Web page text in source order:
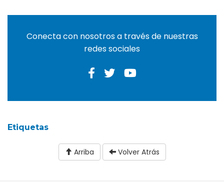
Conecta con nosotros a través de nuestras
redes sociales
Etiquetas
Arriba Volver Atrás